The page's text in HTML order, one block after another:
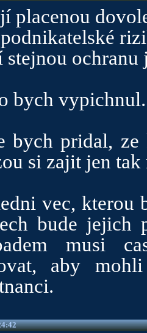
placenou
stejnou ochranu
bych vypichnul.
bych pridal,
si zajit jen tak
vec,
bude jejich
musi
aby